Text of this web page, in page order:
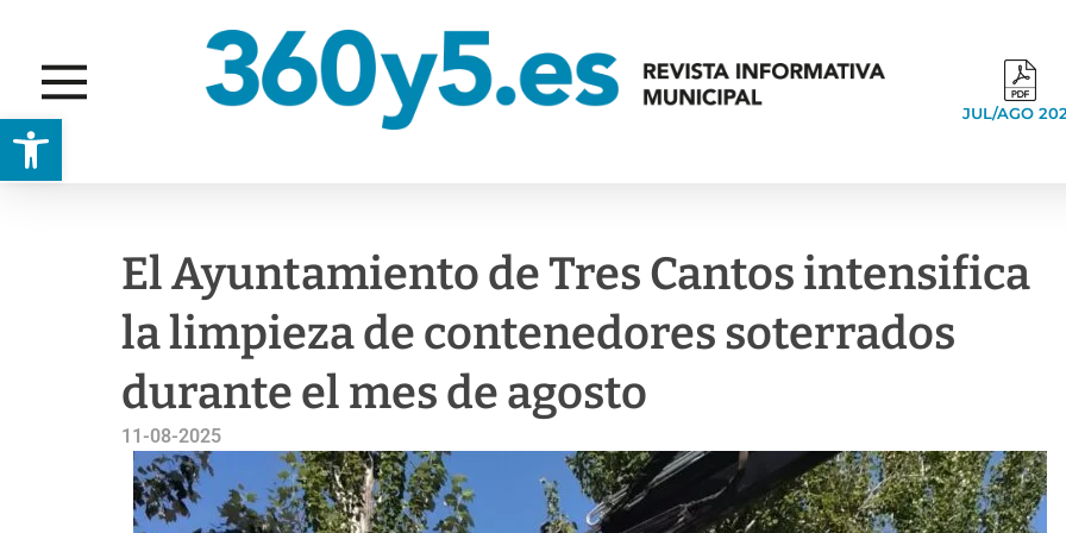
Abrir barra de herramientas JUL/AGO
El Ayuntamiento de Tres Cantos intensifica
la limpieza de contenedores soterrados
durante el mes de agosto
11-08-2025